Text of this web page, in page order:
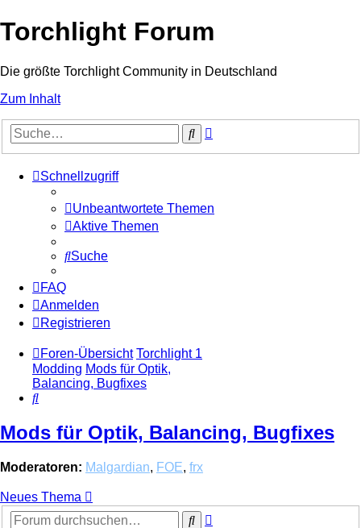
Torchlight Forum
Die größte Torchlight Community in Deutschland
Zum Inhalt
Suche
Schnellzugriff
Unbeantwortete Themen
Aktive Themen
Suche
FAQ
Anmelden
Registrieren
Foren-Übersicht Torchlight 1
Modding Mods für Optik,
Balancing, Bugfixes
Suche
Mods für Optik, Balancing, Bugfixes
Moderatoren: Malgardian, FOE, frx
Neues Thema
Suche